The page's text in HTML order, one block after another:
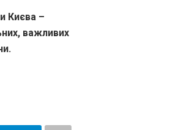
Києва –
важливих